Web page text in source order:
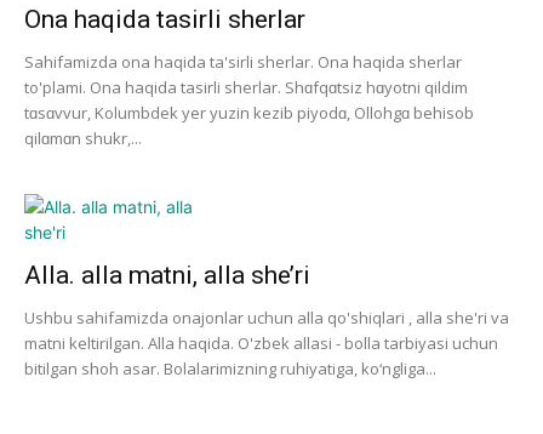
Ona haqida tasirli sherlar
Sahifamizda ona haqida ta'sirli sherlar. Ona haqida sherlar
to'plami. Ona haqida tasirli sherlar. Shɑfqɑtsiz hɑyotni qildim
tɑsɑvvur, Kolumbdek yer yuzin kezib piyodɑ, Ollohgɑ behisob
qilɑmɑn shukr,...
Alla. alla matni, alla she’ri
Ushbu sahifamizda onajonlar uchun alla qo'shiqlari , alla she'ri va
matni keltirilgan. Alla haqida. O'zbek allasi - bolla tarbiyasi uchun
bitilgan shoh asar. Bolalarimizning ruhiyatiga, ko‘ngliga...